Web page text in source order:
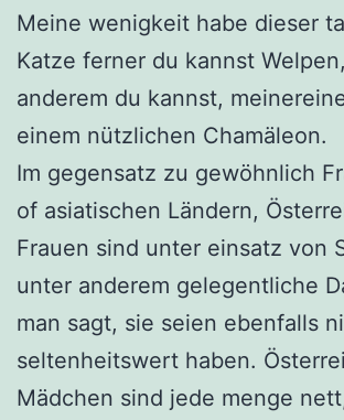
Meine wenigkeit habe dieser
Katze ferner du kannst
anderem du kannst,
einem nützlichen Chamäleon.
Im gegensatz zu gewöhnlich
of asiatischen Ländern,
Frauen sind unter einsatz von
unter anderem gelegentliche
man sagt, sie seien ebenfalls
seltenheitswert haben.
Mädchen sind jede menge